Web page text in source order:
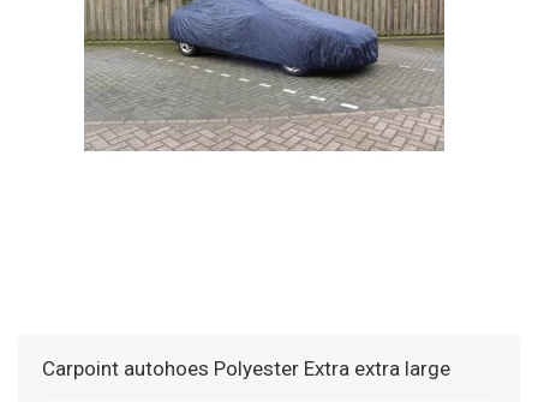
TOYOTA
VOLKSWAGEN (TOT VW PASSAT)
15 INCH
16 INCH
INFORMATIE OVER LAADKABELS
ACCULADER
JUMPSTARTER
PECH ONDERWEG
AUTOSTOELTJE
DAKKOFFER
INFORMATIE OVER DAKKOFFERS
SNEEUWKETTINGEN
INFORMATIE OVER WETGEVING
REGELGEVING M.B.T. VERLICHTING
ADVIES BIJ DEFECTE VERLICHTING
CARAVANHOES
INFORMATIE OVER CARAVANHOEZEN
AANHANGWAGEN
MOTOR
Carpoint autohoes Polyester Extra extra large